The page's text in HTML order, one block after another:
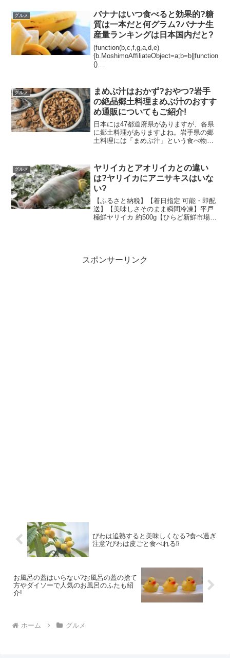
し出来るのでしょうか？またオーブンの
場合の温度は何度が良いの...
グルメ
バナナはいつ食べると効果的?糖
質は一本だと何グラム?バナナ生
産量ランキングは日本国内だと?
(function(b,c,f,g,a,d,e)
{b.MoshimoAffiliateObject=a;b=b||function
()
グルメ
まめぶ汁はおかず?おやつ?岩手
の絶品郷土料理まめぶ汁のおすす
め通販についてもご紹介!
日本には47都道府県がありますが、各県
に郷土料理がありますよね。岩手県の郷
土料理には￼￼￼「まめぶ汁」という食べ物が
子を野菜や焼き豆腐、油揚げなどと一緒
に、昆布と煮干し...
グルメ
ヤリイカとアオリイカとの違い
は?ヤリイカにアニサキスはいな
い?
【ふるさと納税】【着日指定 可能・即配
送】【美味しさそのまま瞬間冷凍】平戸
極鮮ヤリイカ 約500g【ひらど新鮮市場】
スポンサーリンク
びわは追熟すると美味しくなる?食べ過ぎ
注意?びわは皮ごと食べれる⁉︎
お風呂の蓋はいらない?お風呂の蓋の捨て
方やダイソーで人気のお風呂のふたも紹
介!
ホーム グルメ